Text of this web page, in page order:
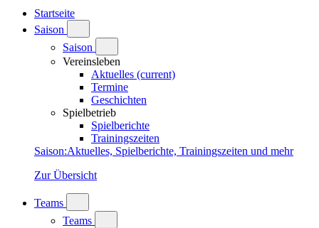
Startseite
Saison
Saison
Vereinsleben
Aktuelles (current)
Termine
Geschichten
Spielbetrieb
Spielberichte
Trainingszeiten
Saison:Aktuelles, Spielberichte, Trainingszeiten und mehr
Zur Übersicht
Teams
Teams